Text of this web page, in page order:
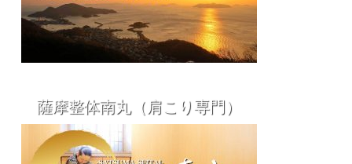
薩摩整体南丸（肩こり専門）